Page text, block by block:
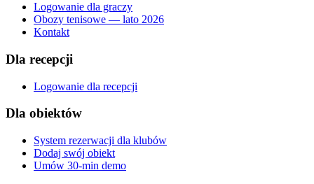
Logowanie dla graczy
Obozy tenisowe — lato 2026
Kontakt
Dla recepcji
Logowanie dla recepcji
Dla obiektów
System rezerwacji dla klubów
Dodaj swój obiekt
Umów 30-min demo